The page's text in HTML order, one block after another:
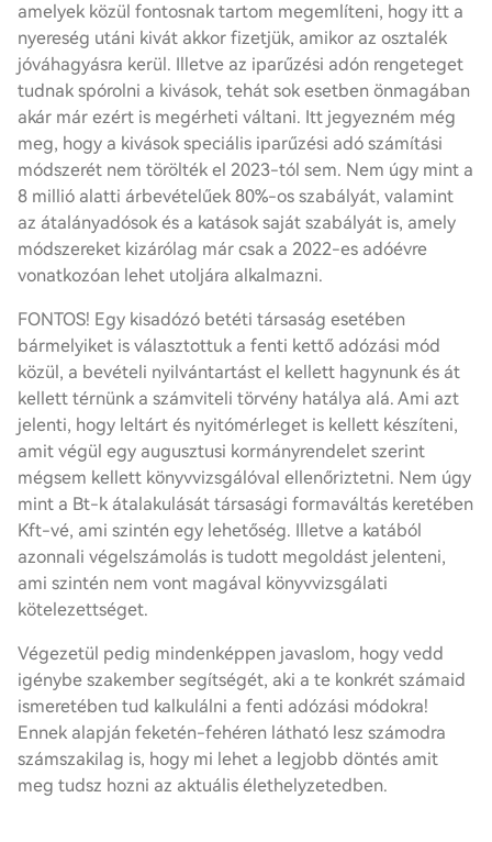
amelyek közül fontosnak tartom megemlíteni, hogy itt a
nyereség utáni kivát akkor fizetjük, amikor az osztalék
jóváhagyásra kerül. Illetve az iparűzési adón rengeteget
tudnak spórolni a kivások, tehát sok esetben önmagában
akár már ezért is megérheti váltani. Itt jegyezném még
meg, hogy a kivások speciális iparűzési adó számítási
módszerét nem törölték el 2023-tól sem. Nem úgy mint a
8 millió alatti árbevételűek 80%-os szabályát, valamint
az átalányadósok és a katások saját szabályát is, amely
módszereket kizárólag már csak a 2022-es adóévre
vonatkozóan lehet utoljára alkalmazni.
FONTOS! Egy kisadózó betéti társaság esetében
bármelyiket is választottuk a fenti kettő adózási mód
közül, a bevételi nyilvántartást el kellett hagynunk és át
kellett térnünk a számviteli törvény hatálya alá. Ami azt
jelenti, hogy leltárt és nyitómérleget is kellett készíteni,
amit végül egy augusztusi kormányrendelet szerint
mégsem kellett könyvvizsgálóval ellenőriztetni. Nem úgy
mint a Bt-k átalakulását társasági formaváltás keretében
Kft-vé, ami szintén egy lehetőség. Illetve a katából
azonnali végelszámolás is tudott megoldást jelenteni,
ami szintén nem vont magával könyvvizsgálati
kötelezettséget.
Végezetül pedig mindenképpen javaslom, hogy vedd
igénybe szakember segítségét, aki a te konkrét számaid
ismeretében tud kalkulálni a fenti adózási módokra!
Ennek alapján feketén-fehéren látható lesz számodra
számszakilag is, hogy mi lehet a legjobb döntés amit
meg tudsz hozni az aktuális élethelyzetedben.